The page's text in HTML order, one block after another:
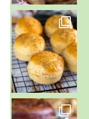
~ BUNS MAISON ~
Un peu de boulange par ici au
~ GÂTEAU FONDANT CHOCO NOISETTE ~
C'est lundi